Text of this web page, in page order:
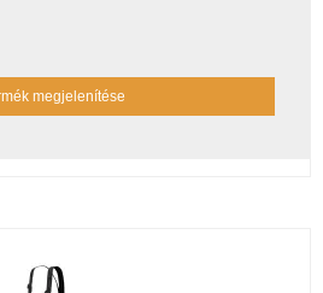
megjelenítése